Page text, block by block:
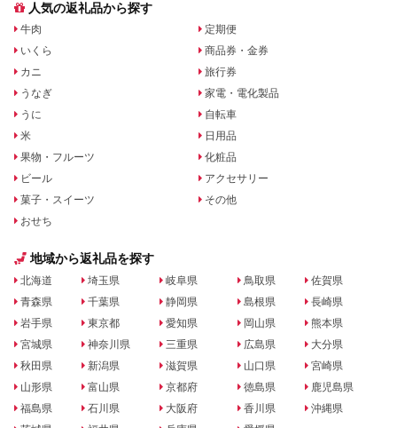
人気の返礼品から探す
牛肉
いくら
カニ
うなぎ
うに
米
果物・フルーツ
ビール
菓子・スイーツ
おせち
定期便
商品券・金券
旅行券
家電・電化製品
自転車
日用品
化粧品
アクセサリー
その他
地域から返礼品を探す
北海道
青森県
岩手県
宮城県
秋田県
山形県
福島県
埼玉県
千葉県
東京都
神奈川県
新潟県
富山県
石川県
岐阜県
静岡県
愛知県
三重県
滋賀県
京都府
大阪府
鳥取県
島根県
岡山県
広島県
山口県
徳島県
香川県
佐賀県
長崎県
熊本県
大分県
宮崎県
鹿児島県
沖縄県